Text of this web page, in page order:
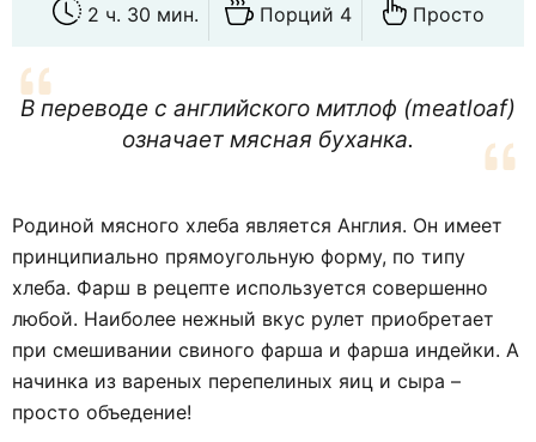
2 ч. 30 мин. Порций 4 Просто
В переводе с английского митлоф (meatloaf)
означает мясная буханка.
Родиной мясного хлеба является Англия. Он имеет
принципиально прямоугольную форму, по типу
хлеба. Фарш в рецепте используется совершенно
любой. Наиболее нежный вкус рулет приобретает
при смешивании свиного фарша и фарша индейки. А
начинка из вареных перепелиных яиц и сыра –
просто объедение!